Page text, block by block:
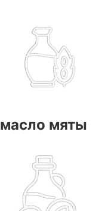
масло мяты